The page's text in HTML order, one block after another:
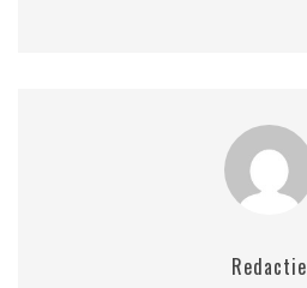
Redactie